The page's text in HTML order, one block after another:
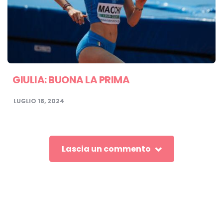
GIULIA: BUONA LA PRIMA
LUGLIO 18, 2024
Lascia un commento